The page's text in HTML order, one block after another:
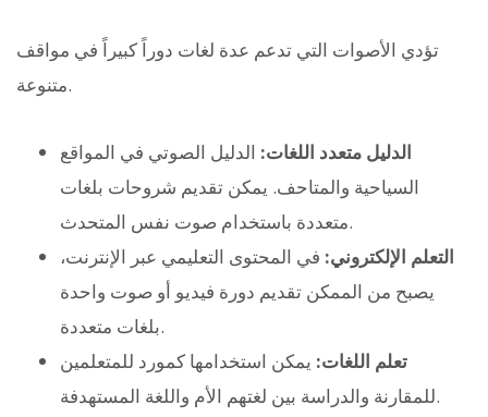
تؤدي الأصوات التي تدعم عدة لغات دوراً كبيراً في مواقف
متنوعة.
الدليل متعدد اللغات: الدليل الصوتي في المواقع
السياحية والمتاحف. يمكن تقديم شروحات بلغات
متعددة باستخدام صوت نفس المتحدث.
التعلم الإلكتروني: في المحتوى التعليمي عبر الإنترنت،
يصبح من الممكن تقديم دورة فيديو أو صوت واحدة
بلغات متعددة.
تعلم اللغات: يمكن استخدامها كمورد للمتعلمين
للمقارنة والدراسة بين لغتهم الأم واللغة المستهدفة.